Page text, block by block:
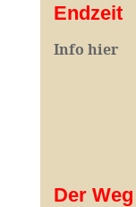
Endzeit
Info hier
Der